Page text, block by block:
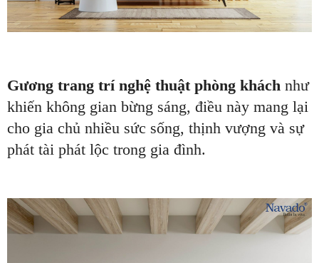
Gương trang trí nghệ thuật phòng khách như
khiến không gian bừng sáng, điều này mang lại
cho gia chủ nhiều sức sống, thịnh vượng và sự
phát tài phát lộc trong gia đình.